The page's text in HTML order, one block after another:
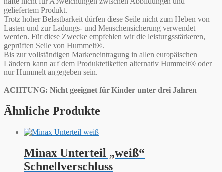
geliefertem Produkt.
Trotz hoher Belastbarkeit dürfen diese Seile nicht zum Heben von
Lasten und zur Ladungs- und Menschensicherung verwendet
werden. Für diese Zwecke empfehlen wir die leistungsstärkeren,
geprüften Seile von Hummelt®.
Bis zur vollständigen Markeneintragung in allen europäischen
Ländern kann auf dem Produktetiketten alternativ Hummelt® oder
nur Hummelt angegeben sein.
ACHTUNG: Nicht geeignet für Kinder unter drei Jahren
Ähnliche Produkte
Minax Unterteil „weiß“
Schnellverschluss